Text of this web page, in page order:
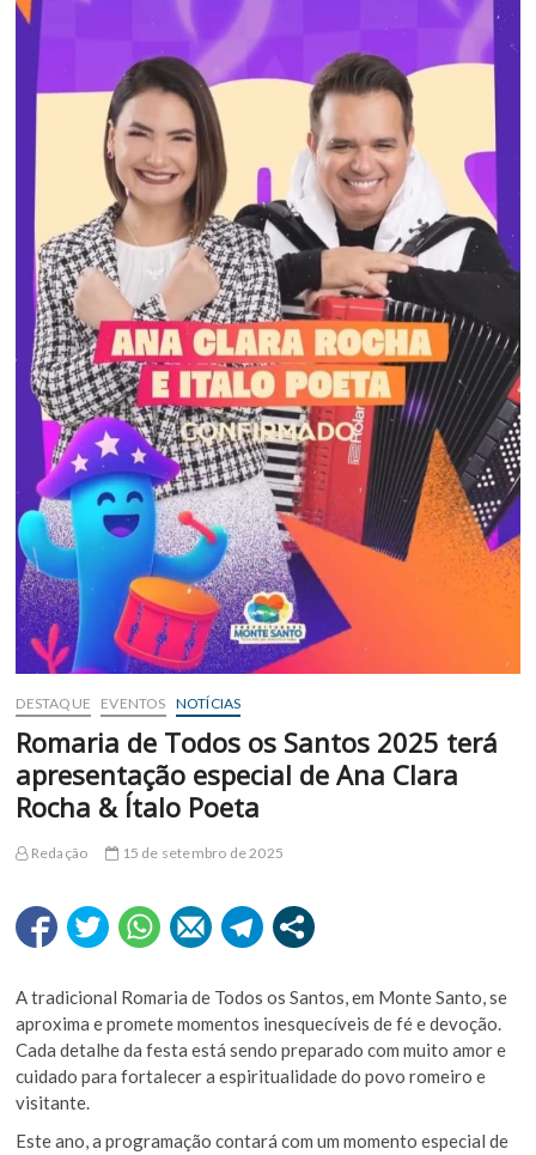
DESTAQUE EVENTOS NOTÍCIAS
Romaria de Todos os Santos 2025 terá
apresentação especial de Ana Clara
Rocha & Ítalo Poeta
Redação 15 de setembro de 2025
A tradicional Romaria de Todos os Santos, em Monte Santo, se
aproxima e promete momentos inesquecíveis de fé e devoção.
Cada detalhe da festa está sendo preparado com muito amor e
cuidado para fortalecer a espiritualidade do povo romeiro e
visitante.
Este ano, a programação contará com um momento especial de